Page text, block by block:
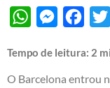
WhatsAppMessenger
Tempo de leitura: 2
O Barcelona entrou